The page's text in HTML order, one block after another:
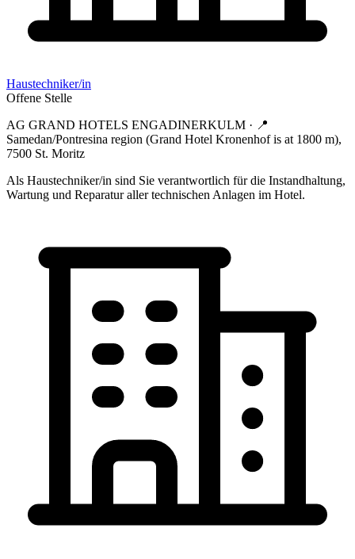
Haustechniker/in
Offene Stelle
AG GRAND HOTELS ENGADINERKULM · 📍
Samedan/Pontresina region (Grand Hotel Kronenhof is at 1800 m),
7500 St. Moritz
Als Haustechniker/in sind Sie verantwortlich für die Instandhaltung,
Wartung und Reparatur aller technischen Anlagen im Hotel.